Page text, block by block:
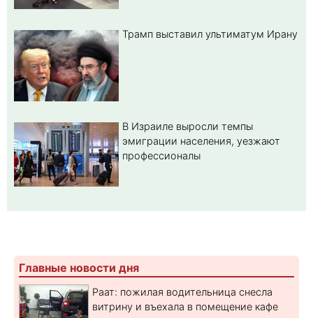
Трамп выставил ультиматум Ирану
В Израиле выросли темпы
эмиграции населения, уезжают
профессионалы
Главные новости дня
Раат: пожилая водительница снесла
витрину и въехала в помещение кафе